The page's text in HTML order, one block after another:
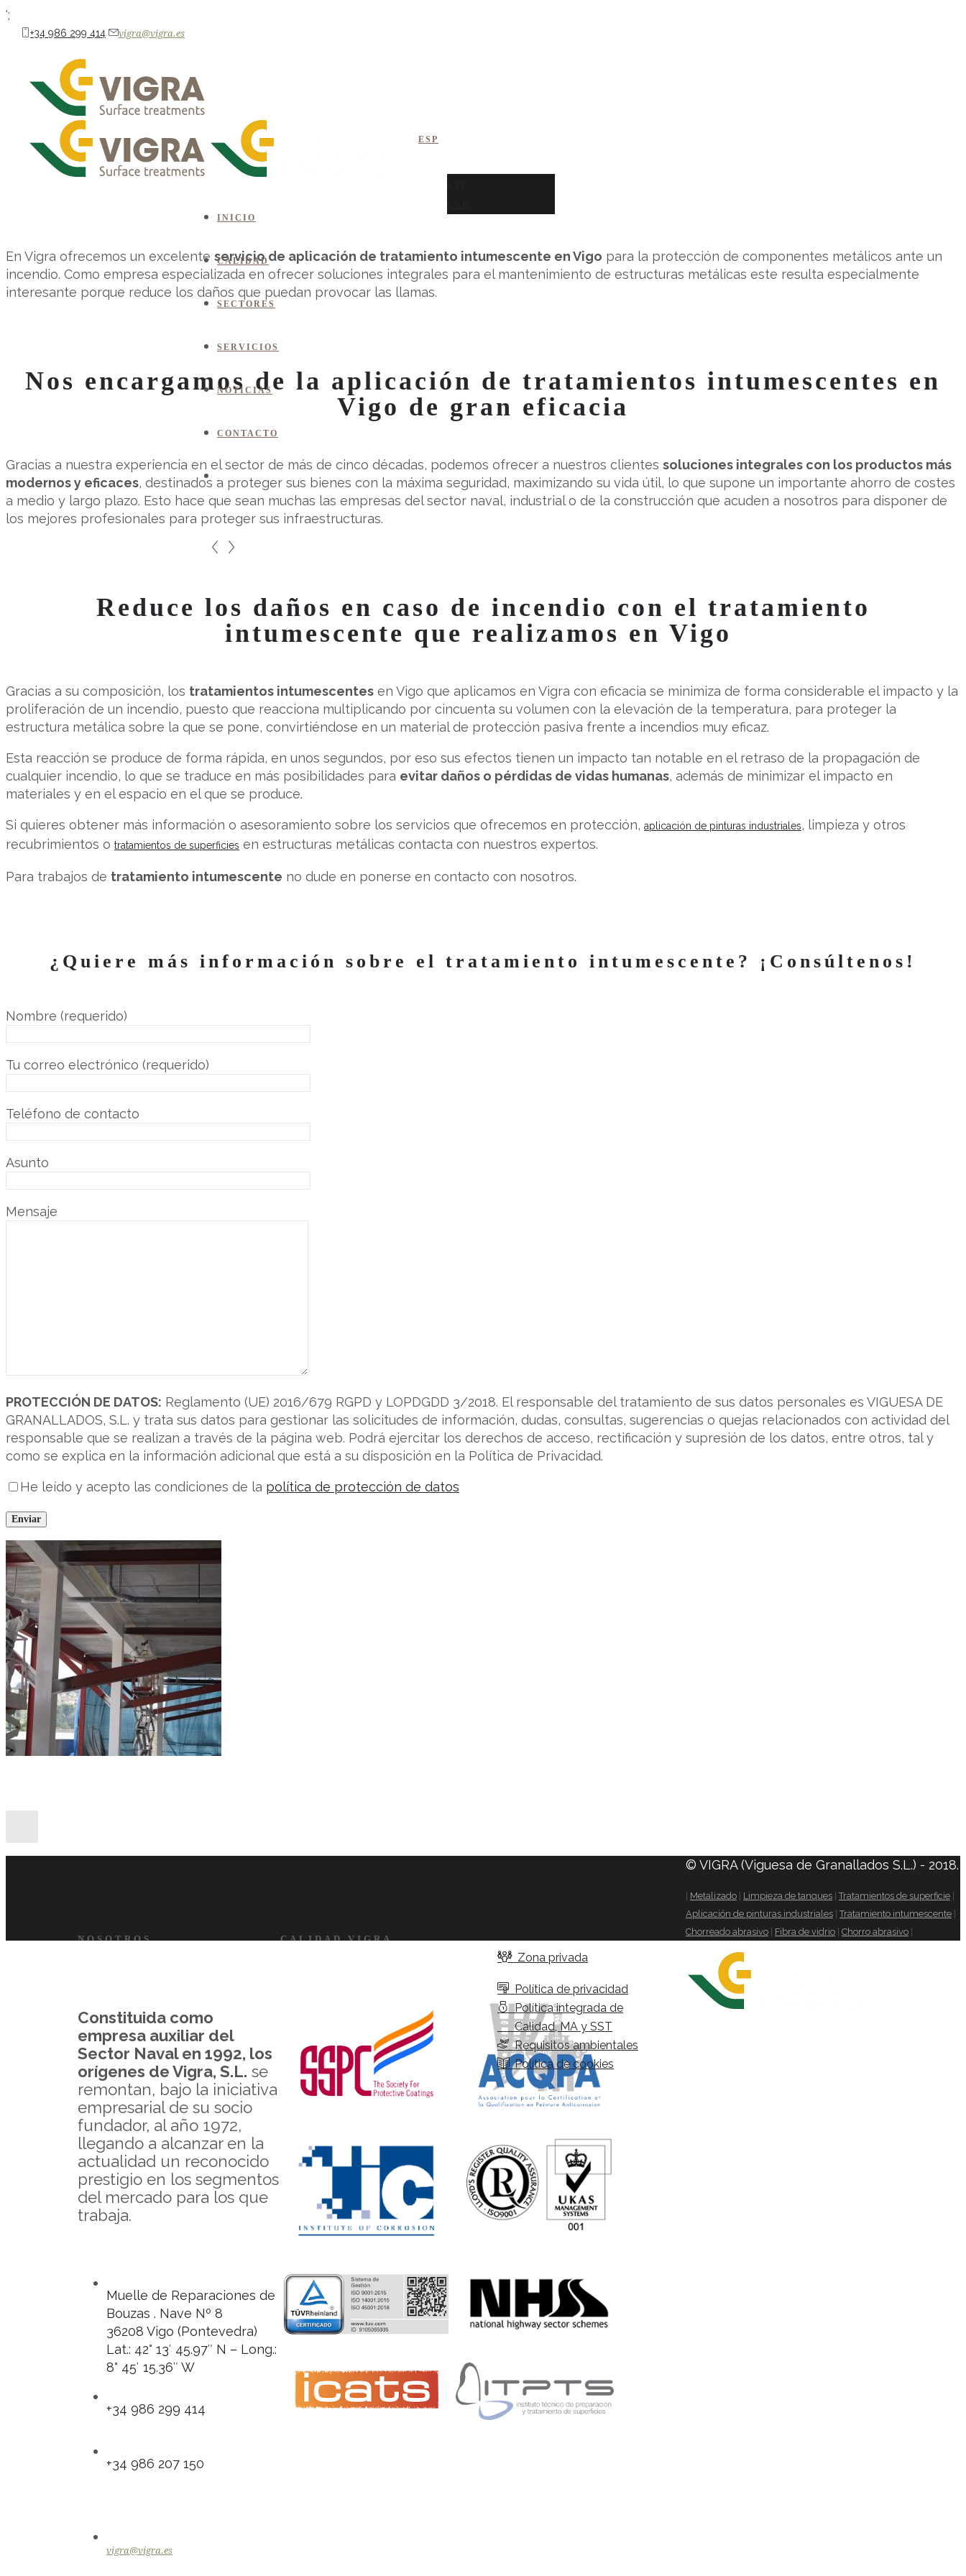
';
+34 986 299 414 vigra@vigra.es
ESP
INICIO
CALIDAD
SECTORES
NAÚTICA CONSTRUCCIÓNRESTAURACIÓN & DOMÉSTICO
AUTOMOCIÓN
AGUA
SERVICIOS
NOTICIAS
CONTACTO
Tratamiento intumescente en Vigo
En Vigra ofrecemos un excelente servicio de aplicación de tratamiento intumescente en Vigo para la protección de componentes metálicos ante un
incendio. Como empresa especializada en ofrecer soluciones integrales para el mantenimiento de estructuras metálicas este resulta especialmente
interesante porque reduce los daños que puedan provocar las llamas.
Nos encargamos de la aplicación de tratamientos intumescentes en
Vigo de gran eficacia
Gracias a nuestra experiencia en el sector de más de cinco décadas, podemos ofrecer a nuestros clientes soluciones integrales con los productos más
modernos y eficaces, destinados a proteger sus bienes con la máxima seguridad, maximizando su vida útil, lo que supone un importante ahorro de costes
a medio y largo plazo. Esto hace que sean muchas las empresas del sector naval, industrial o de la construcción que acuden a nosotros para disponer de
los mejores profesionales para proteger sus infraestructuras.
Reduce los daños en caso de incendio con el tratamiento
intumescente que realizamos en Vigo
Gracias a su composición, los tratamientos intumescentes en Vigo que aplicamos en Vigra con eficacia se minimiza de forma considerable el impacto y la
proliferación de un incendio, puesto que reacciona multiplicando por cincuenta su volumen con la elevación de la temperatura, para proteger la
estructura metálica sobre la que se pone, convirtiéndose en un material de protección pasiva frente a incendios muy eficaz.
Esta reacción se produce de forma rápida, en unos segundos, por eso sus efectos tienen un impacto tan notable en el retraso de la propagación de
cualquier incendio, lo que se traduce en más posibilidades para evitar daños o pérdidas de vidas humanas, además de minimizar el impacto en
materiales y en el espacio en el que se produce.
Si quieres obtener más información o asesoramiento sobre los servicios que ofrecemos en protección, aplicación de pinturas industriales, limpieza y otros
recubrimientos o tratamientos de superficies en estructuras metálicas contacta con nuestros expertos.
Para trabajos de tratamiento intumescente no dude en ponerse en contacto con nosotros.
¿Quiere más información sobre el tratamiento intumescente? ¡Consúltenos!
Nombre (requerido)
Tu correo electrónico (requerido)
Teléfono de contacto
Asunto
Mensaje
PROTECCIÓN DE DATOS: Reglamento (UE) 2016/679 RGPD y LOPDGDD 3/2018. El responsable del tratamiento de sus datos personales es VIGUESA DE
GRANALLADOS, S.L. y trata sus datos para gestionar las solicitudes de información, dudas, consultas, sugerencias o quejas relacionados con actividad del
responsable que se realizan a través de la página web. Podrá ejercitar los derechos de acceso, rectificación y supresión de los datos, entre otros, tal y
como se explica en la información adicional que está a su disposición en la Política de Privacidad.
He leído y acepto las condiciones de la política de protección de datos
NOSOTROS
Constituida como
empresa auxiliar del
Sector Naval en 1992, los
orígenes deVigra, S.L. se
remontan, bajo la iniciativa
empresarial de su socio
fundador, al año 1972,
llegando a alcanzar en la
actualidad un reconocido
prestigio en los segmentos
del mercado para los que
trabaja.
Muelle de Reparaciones de
Bouzas . Nave Nº 8
36208 Vigo (Pontevedra)
Lat.: 42° 13′ 45.97″ N – Long.:
8° 45′ 15.36″ W
+34 986 299 414
+34 986 207 150
vigra@vigra.es
CALIDAD VIGRA
Zona privada
Política de privacidad
Política integrada de
Calidad, MA y SST
Requisitos ambientales
Política de cookies
© VIGRA (Viguesa de Granallados S.L.) - 2018.
Metalizado Limpieza de tanques Tratamientos de superficie
Aplicación de pinturas industriales Tratamiento intumescente
Chorreado abrasivo
Fibra de vidrio Chorro abrasivo